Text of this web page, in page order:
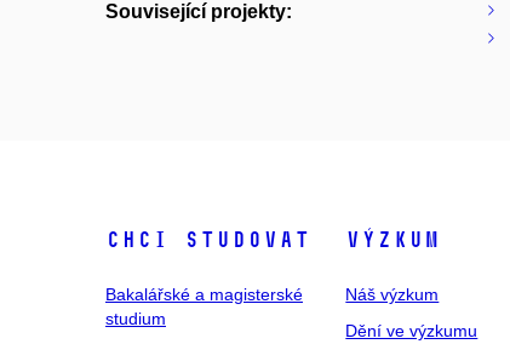
Související projekty:
Chci studovat
Bakalářské a magisterské
studium
Výzkum
Náš výzkum
Dění ve výzkumu